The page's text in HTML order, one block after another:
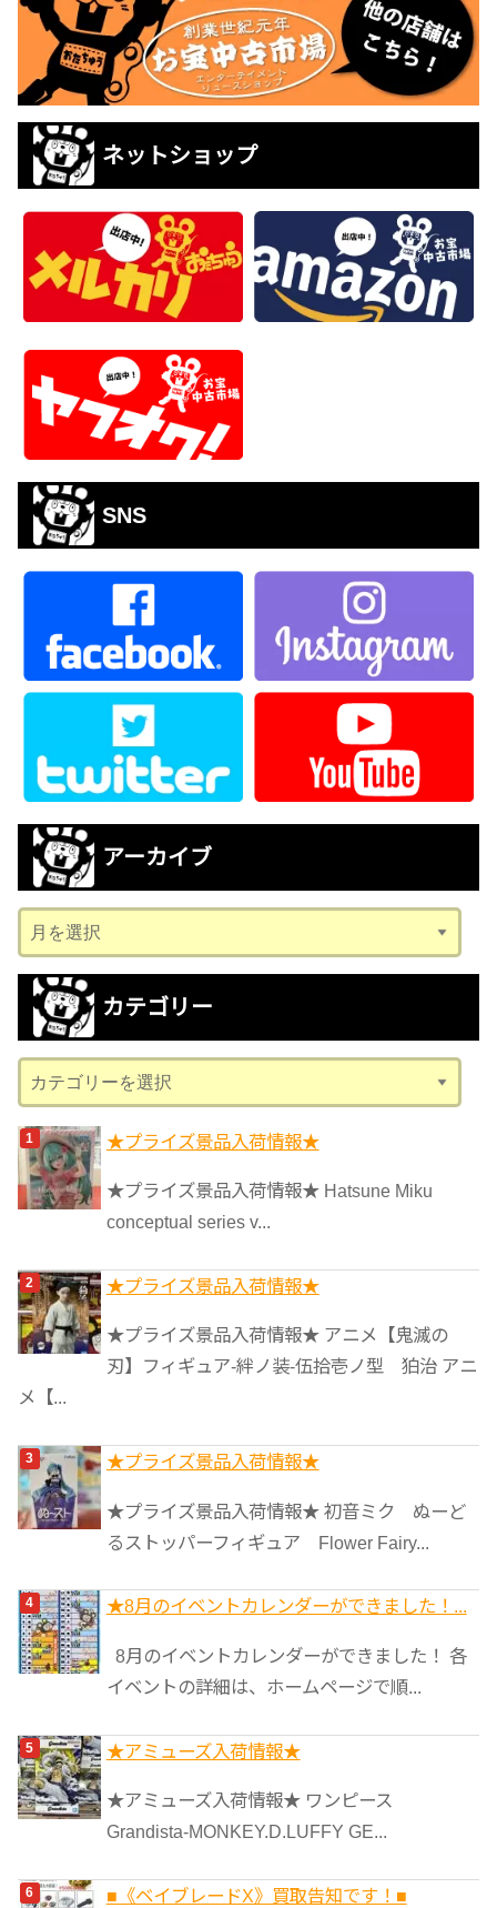
ネットショップ
SNS
アーカイブ
ー
カ
ブ
カテゴリー
テ
ゴ
リ
ー
★プライズ景品入荷情報★
★プライズ景品入荷情報★ Hatsune Miku
conceptual series v...
★プライズ景品入荷情報★
★プライズ景品入荷情報★ アニメ【鬼滅の
刃】フィギュア-絆ノ装-伍拾壱ノ型 狛治 アニ
メ【...
★プライズ景品入荷情報★
★プライズ景品入荷情報★ 初音ミク ぬーど
るストッパーフィギュア Flower Fairy...
★8月のイベントカレンダーができました！...
8月のイベントカレンダーができました！ 各
イベントの詳細は、ホームページで順...
★アミューズ入荷情報★
★アミューズ入荷情報★ ワンピース
Grandista-MONKEY.D.LUFFY GE...
■《ベイブレードX》買取告知です！■